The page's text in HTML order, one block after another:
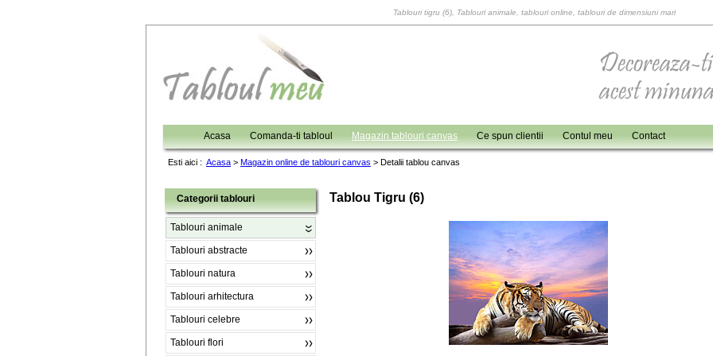
Tablouri tigru (6), Tablouri animale, tablouri online, tablouri de dimensiuni mari
Acasa Comanda-ti tabloul Magazin tablouri canvas Ce spun clientii Contul meu Contact
Esti aici : Acasa > Magazin online de tablouri canvas > Detalii tablou canvas
Categorii tablouri
Tablouri animale
Tablouri abstracte
Tablouri natura
Tablouri arhitectura
Tablouri celebre
Tablouri flori
Tablou Tigru (6)